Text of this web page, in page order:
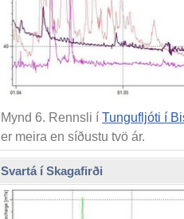
Mynd 6. Rennsli íTungufljóti í
er meira en síðustu tvö ár.
Svartá í Skagafirði